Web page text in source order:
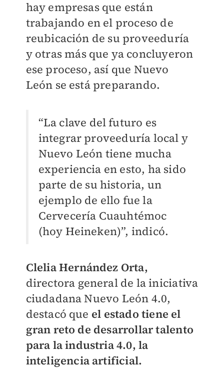
hay empresas que están
trabajando en el proceso de
reubicación de su proveeduría
y otras más que ya concluyeron
ese proceso, así que Nuevo
León se está preparando.
“La clave del futuro es
integrar proveeduría local y
Nuevo León tiene mucha
experiencia en esto, ha sido
parte de su historia, un
ejemplo de ello fue la
Cervecería Cuauhtémoc
(hoy Heineken)”, indicó.
Clelia Hernández Orta,
directora general de la iniciativa
ciudadana Nuevo León 4.0,
destacó que el estado tiene el
gran reto de desarrollar talento
para la industria 4.0, la
inteligencia artificial.